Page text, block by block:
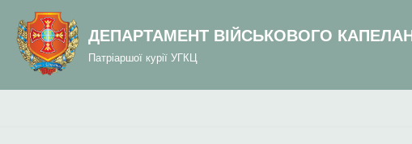
вмісту
Перейти
вмісту
ДЕПАРТАМЕНТ ВІЙСЬКОВОГО
Патріаршої курії УГКЦ